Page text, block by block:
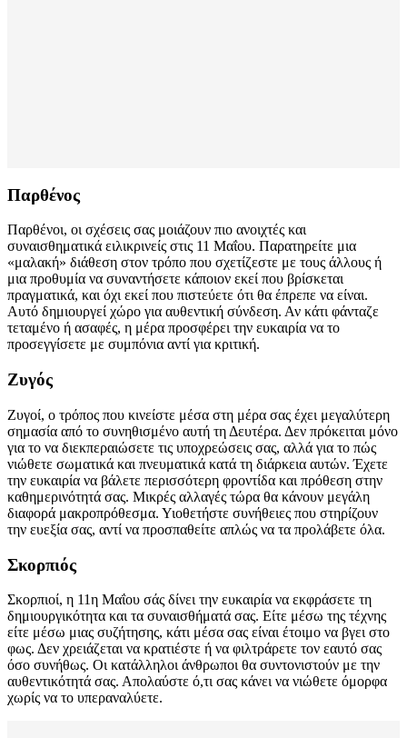
Παρθένος
Παρθένοι, οι σχέσεις σας μοιάζουν πιο ανοιχτές και
συναισθηματικά ειλικρινείς στις 11 Μαΐου. Παρατηρείτε μια
«μαλακή» διάθεση στον τρόπο που σχετίζεστε με τους άλλους ή
μια προθυμία να συναντήσετε κάποιον εκεί που βρίσκεται
πραγματικά, και όχι εκεί που πιστεύετε ότι θα έπρεπε να είναι.
Αυτό δημιουργεί χώρο για αυθεντική σύνδεση. Αν κάτι φάνταζε
τεταμένο ή ασαφές, η μέρα προσφέρει την ευκαιρία να το
προσεγγίσετε με συμπόνια αντί για κριτική.
Ζυγός
Ζυγοί, ο τρόπος που κινείστε μέσα στη μέρα σας έχει μεγαλύτερη
σημασία από το συνηθισμένο αυτή τη Δευτέρα. Δεν πρόκειται μόνο
για το να διεκπεραιώσετε τις υποχρεώσεις σας, αλλά για το πώς
νιώθετε σωματικά και πνευματικά κατά τη διάρκεια αυτών. Έχετε
την ευκαιρία να βάλετε περισσότερη φροντίδα και πρόθεση στην
καθημερινότητά σας. Μικρές αλλαγές τώρα θα κάνουν μεγάλη
διαφορά μακροπρόθεσμα. Υιοθετήστε συνήθειες που στηρίζουν
την ευεξία σας, αντί να προσπαθείτε απλώς να τα προλάβετε όλα.
Σκορπιός
Σκορπιοί, η 11η Μαΐου σάς δίνει την ευκαιρία να εκφράσετε τη
δημιουργικότητα και τα συναισθήματά σας. Είτε μέσω της τέχνης
είτε μέσω μιας συζήτησης, κάτι μέσα σας είναι έτοιμο να βγει στο
φως. Δεν χρειάζεται να κρατιέστε ή να φιλτράρετε τον εαυτό σας
όσο συνήθως. Οι κατάλληλοι άνθρωποι θα συντονιστούν με την
αυθεντικότητά σας. Απολαύστε ό,τι σας κάνει να νιώθετε όμορφα
χωρίς να το υπεραναλύετε.